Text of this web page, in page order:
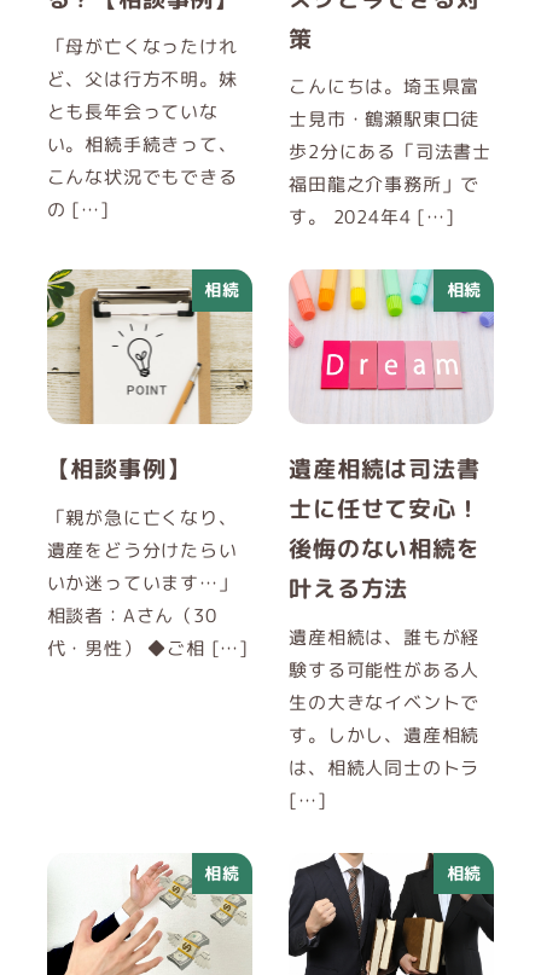
「母が亡くなったけれ
ど、父は行方不明。妹
とも長年会っていな
い。相続手続きって、
こんな状況でもできる
の […]
策
こんにちは。埼玉県富
士見市・鶴瀬駅東口徒
歩2分にある「司法書士
福田龍之介事務所」で
す。 2024年4 […]
相続
【相談事例】
「親が急に亡くなり、
遺産をどう分けたらい
いか迷っています…」
相談者：Aさん（30
代・男性） ◆ご相 […]
相続
遺産相続は司法書
士に任せて安心！
後悔のない相続を
叶える方法
遺産相続は、誰もが経
験する可能性がある人
生の大きなイベントで
す。しかし、遺産相続
は、相続人同士のトラ
[…]
相続 相続